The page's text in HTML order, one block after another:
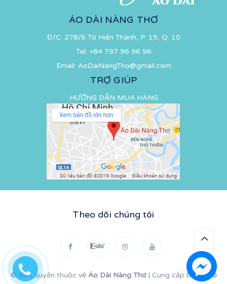
ÁO DÀI NÀNG THƠ
Đ/C: 278/6 Tô Hiến Thành, P. 15, Q. 10
Tel: +84 797 96 96 96
Email: AoDaiNangTho@gmail.com
TRỢ GIÚP
HƯỚNG DẪN MUA HÀNG
Theo dõi chúng tôi
© Bản quyền thuộc về Áo Dài Nàng Thơ Cung cấp bởiSapo